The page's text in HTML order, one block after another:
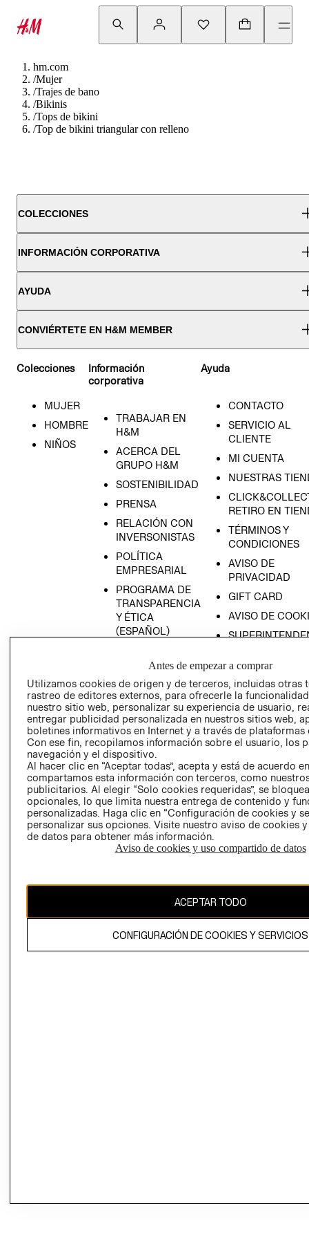
hm.com
/Mujer
/Trajes de bano
/Bikinis
/Tops de bikini
/Top de bikini triangular con relleno
COLECCIONES
INFORMACIÓN CORPORATIVA
AYUDA
CONVIÉRTETE EN H&M MEMBER
Colecciones
MUJER
HOMBRE
NIÑOS
Información
corporativa
TRABAJAR EN
H&M
ACERCA DEL
GRUPO H&M
SOSTENIBILIDAD
PRENSA
RELACIÓN CON
INVERSONISTAS
POLÍTICA
EMPRESARIAL
PROGRAMA DE
TRANSPARENCIA
Y ÉTICA
(ESPAÑOL)
TRANSPARENCIA
Y ÉTICA (INGLÉS)
Ayuda
CONTACTO
SERVICIO AL
CLIENTE
MI CUENTA
NUESTRAS
RETIRO EN
TÉRMINOS Y
CONDICIONES
AVISO DE
PRIVACIDAD
GIFT CARD
AVISO DE
COMERCIO - SIC
PETICIONES
QUEJAS Y
RECLAMOS
Colombia ($)
CAMBIAR REGIÓN
propiedad de H&M Hennes & Mauritz AB.
Antes de empezar a comprar
Utilizamos cookies de origen y de terceros, incluidas otras
rastreo de editores externos, para ofrecerle la
nuestro sitio web, personalizar su experiencia de usuario,
entregar publicidad personalizada en nuestros sitios web,
boletines informativos en Internet y a través de plataformas
Con ese fin, recopilamos información sobre el usuario, los
navegación y el dispositivo.
Al hacer clic en “Aceptar todas”, acepta y está de acuerdo
compartamos esta información con terceros, como
publicitarios. Al elegir “Solo cookies requeridas”, se
opcionales, lo que limita nuestra entrega de contenido y
personalizadas. Haga clic en “Configuración de cookies y
personalizar sus opciones. Visite nuestro aviso de cookies
de datos para obtener más información.
Aviso de cookies y uso compartido de datos
ACEPTAR TODO
CONFIGURACIÓN DE COOKIES Y SERVICIOS